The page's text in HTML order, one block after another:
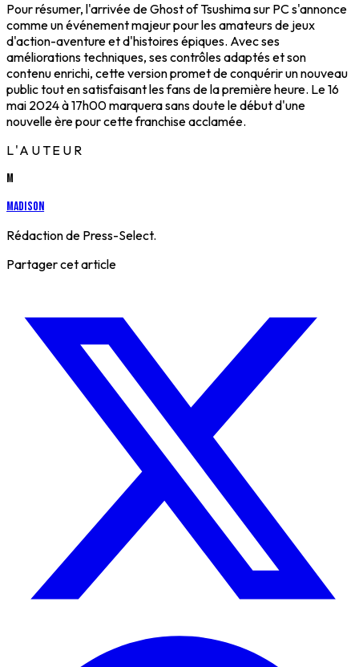
Pour résumer, l'arrivée de Ghost of Tsushima sur PC s'annonce
comme un événement majeur pour les amateurs de jeux
d'action-aventure et d'histoires épiques. Avec ses
améliorations techniques, ses contrôles adaptés et son
contenu enrichi, cette version promet de conquérir un nouveau
public tout en satisfaisant les fans de la première heure. Le 16
mai 2024 à 17h00 marquera sans doute le début d'une
nouvelle ère pour cette franchise acclamée.
L'AUTEUR
M
Madison
Rédaction de Press-Select.
Partager cet article